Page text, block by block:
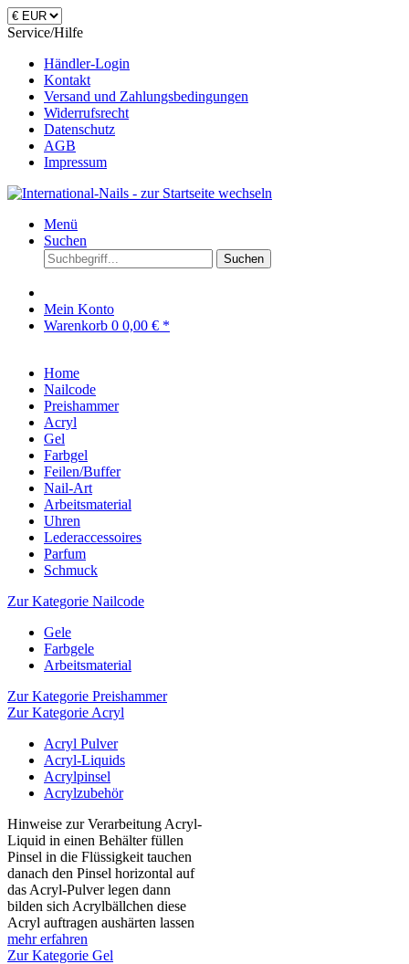
Service/Hilfe
Händler-Login
Kontakt
Versand und Zahlungsbedingungen
Widerrufsrecht
Datenschutz
AGB
Impressum
Menü
Suchen
Suchen
Mein Konto
Warenkorb 0 0,00 € *
Home
Nailcode
Preishammer
Acryl
Gel
Farbgel
Feilen/Buffer
Nail-Art
Arbeitsmaterial
Uhren
Lederaccessoires
Parfum
Schmuck
Zur Kategorie Nailcode
Gele
Farbgele
Arbeitsmaterial
Zur Kategorie Preishammer
Zur Kategorie Acryl
Acryl Pulver
Acryl-Liquids
Acrylpinsel
Acrylzubehör
Hinweise zur Verarbeitung Acryl-
Liquid in einen Behälter füllen
Pinsel in die Flüssigkeit tauchen
danach den Pinsel horizontal auf
das Acryl-Pulver legen dann
bilden sich Acrylbällchen diese
Acryl auftragen aushärten lassen
mehr erfahren
Zur Kategorie Gel